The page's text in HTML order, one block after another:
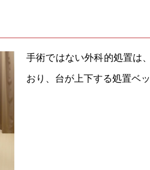
手術ではない外科的処置は
おり、台が上下する処置ベ